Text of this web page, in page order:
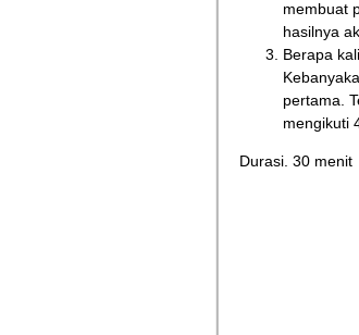
membuat
hasilnya
Berapa
pertama.
mengikuti
Durasi. 30 menit